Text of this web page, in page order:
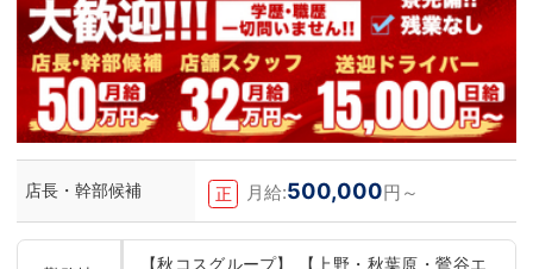
店長・幹部候補 正 月給:500,000円～
【秋コスグループ】 【上野・秋葉原・鶯谷エ